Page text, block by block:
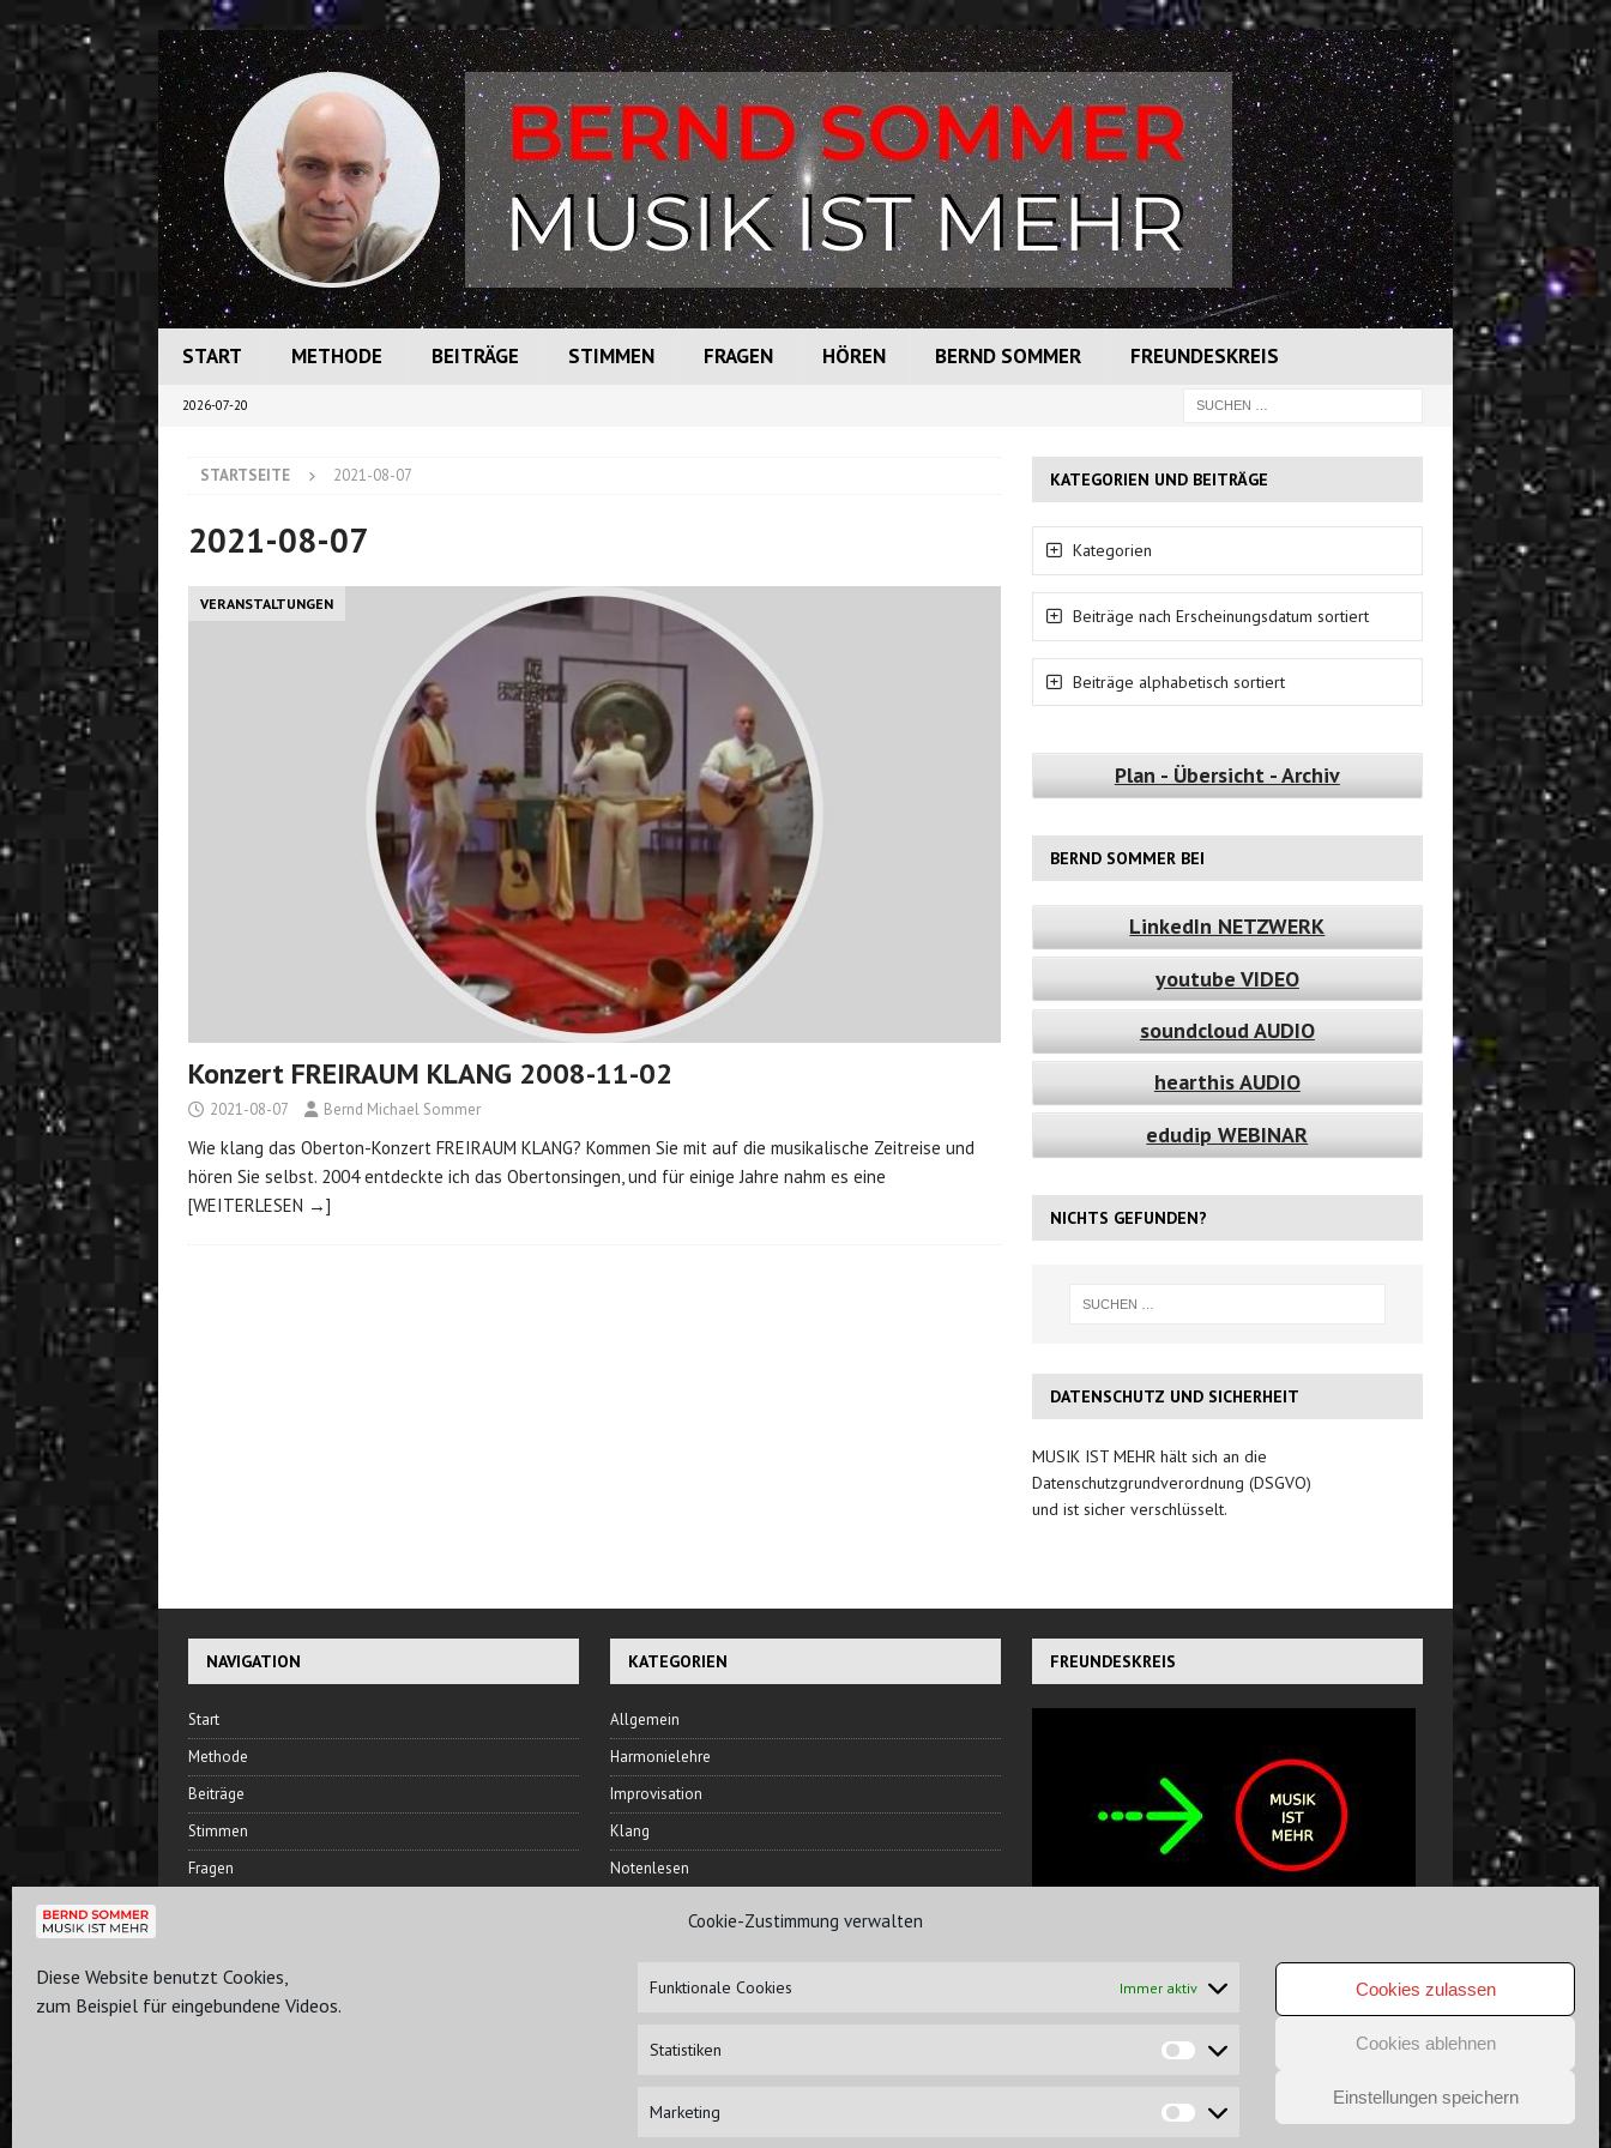
Cookie-Zustimmung verwalten
Diese Website benutzt Cookies,
zum Beispiel für eingebundene Videos.
Funktionale Cookies Immer aktiv
Statistiken
Marketing
Cookies zulassen
Cookies ablehnen
Einstellungen speichern
START METHODE BEITRÄGE STIMMEN FRAGEN HÖREN BERND SOMMER FREUNDESKREIS
2026-07-20
STARTSEITE 2021-08-07
2021-08-07
VERANSTALTUNGEN
Konzert FREIRAUM KLANG 2008-11-02
2021-08-07 Bernd Michael Sommer
Wie klang das Oberton-Konzert FREIRAUM KLANG? Kommen Sie mit auf die musikalische Zeitreise und
hören Sie selbst. 2004 entdeckte ich das Obertonsingen, und für einige Jahre nahm es eine
[WEITERLESEN →]
KATEGORIEN UND BEITRÄGE
Kategorien
Beiträge nach Erscheinungsdatum sortiert
Beiträge alphabetisch sortiert
Plan - Übersicht - Archiv
BERND SOMMER BEI
LinkedIn NETZWERK
youtube VIDEO
soundcloud AUDIO
hearthis AUDIO
edudip WEBINAR
NICHTS GEFUNDEN?
DATENSCHUTZ UND SICHERHEIT
MUSIK IST MEHR hält sich an die
Datenschutzgrundverordnung (DSGVO)
und ist sicher verschlüsselt.
NAVIGATION
Start
Methode
Beiträge
Stimmen
Fragen
Freundeskreis
Plan
KATEGORIEN
Allgemein
Harmonielehre
Improvisation
Klang
Notenlesen
Veranstaltungen
FREUNDESKREIS
HAFTUNGSAUSSCHLUSS DATENSCHUTZ COPYRIGHT